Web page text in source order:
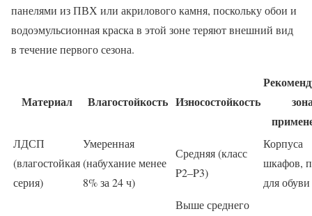
панелями из ПВХ или акрилового камня, поскольку обои и
водоэмульсионная краска в этой зоне теряют внешний вид
в течение первого сезона.
Материал Влагостойкость Износостойкость
ЛДСП
(влагостойкая
серия)
Умеренная
(набухание менее
8% за 24 ч)
Средняя (класс
P2–P3)
Корпуса
шкафов,
для обуви
Выше среднего